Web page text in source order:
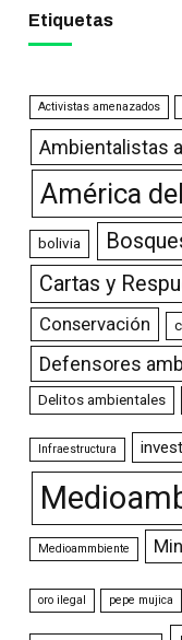
Etiquetas
Activistas amenazados
Ambientalistas
América
bolivia
Cartas y
Conservación
Defensores
Delitos ambientales
Infraestructura
Medioammbiente
oro ilegal pepe mujica